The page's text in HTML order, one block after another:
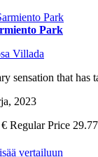
Park
Villada
sensation that has
2023
Regular Price
vertailuun